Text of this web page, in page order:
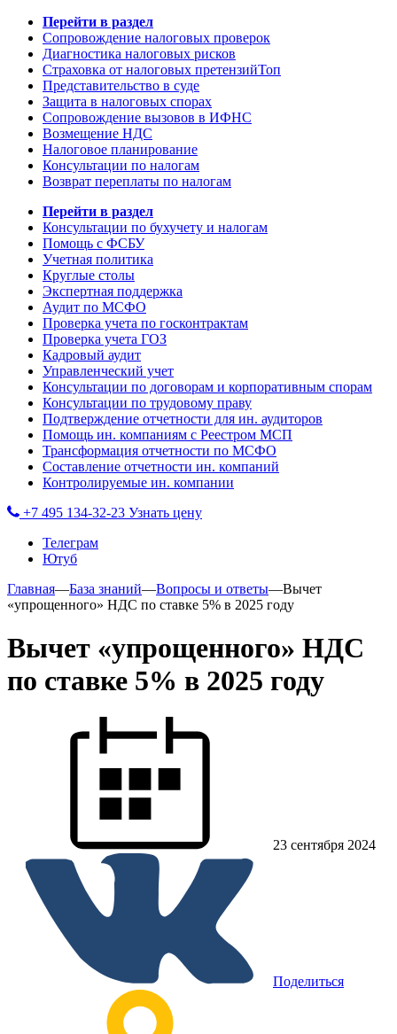
Перейти в раздел
Сопровождение налоговых проверок
Диагностика налоговых рисков
Страховка от налоговых претензийТоп
Представительство в суде
Защита в налоговых спорах
Сопровождение вызовов в ИФНС
Возмещение НДС
Налоговое планирование
Консультации по налогам
Возврат переплаты по налогам
Перейти в раздел
Консультации по бухучету и налогам
Помощь с ФСБУ
Учетная политика
Круглые столы
Экспертная поддержка
Аудит по МСФО
Проверка учета по госконтрактам
Проверка учета ГОЗ
Кадровый аудит
Управленческий учет
Консультации по договорам и корпоративным спорам
Консультации по трудовому праву
Подтверждение отчетности для ин. аудиторов
Помощь ин. компаниям с Реестром МСП
Трансформация отчетности по МСФО
Составление отчетности ин. компаний
Контролируемые ин. компании
+7 495 134-32-23 Узнать цену
Телеграм
Ютуб
Главная—База знаний—Вопросы и ответы—Вычет
«упрощенного» НДС по ставке 5% в 2025 году
Вычет «упрощенного» НДС
по ставке 5% в 2025 году
23 сентября 2024
Поделиться